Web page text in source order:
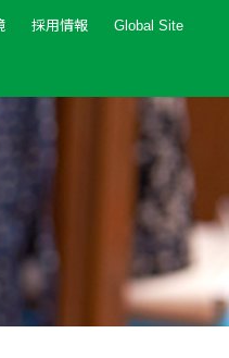
採用情報 Global Site
レシピ
シピ